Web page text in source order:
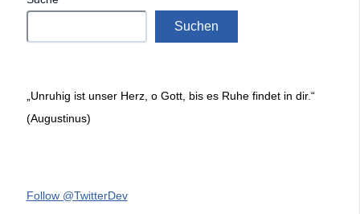
Suchen
„Unruhig ist unser Herz, o Gott, bis es Ruhe findet in dir.“
(Augustinus)
Follow @TwitterDev